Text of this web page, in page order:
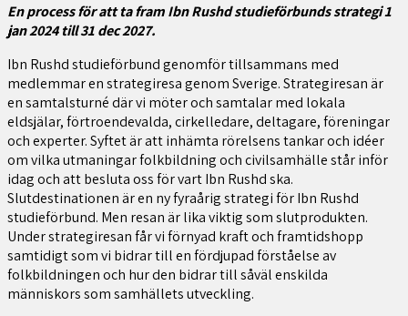
En process för att ta fram Ibn Rushd studieförbunds strategi 1
jan 2024 till 31 dec 2027.
Ibn Rushd studieförbund genomför tillsammans med
medlemmar en strategiresa genom Sverige. Strategiresan är
en samtalsturné där vi möter och samtalar med lokala
eldsjälar, förtroendevalda, cirkelledare, deltagare, föreningar
och experter. Syftet är att inhämta rörelsens tankar och idéer
om vilka utmaningar folkbildning och civilsamhälle står inför
idag och att besluta oss för vart Ibn Rushd ska.
Slutdestinationen är en ny fyraårig strategi för Ibn Rushd
studieförbund. Men resan är lika viktig som slutprodukten.
Under strategiresan får vi förnyad kraft och framtidshopp
samtidigt som vi bidrar till en fördjupad förståelse av
folkbildningen och hur den bidrar till såväl enskilda
människors som samhällets utveckling.